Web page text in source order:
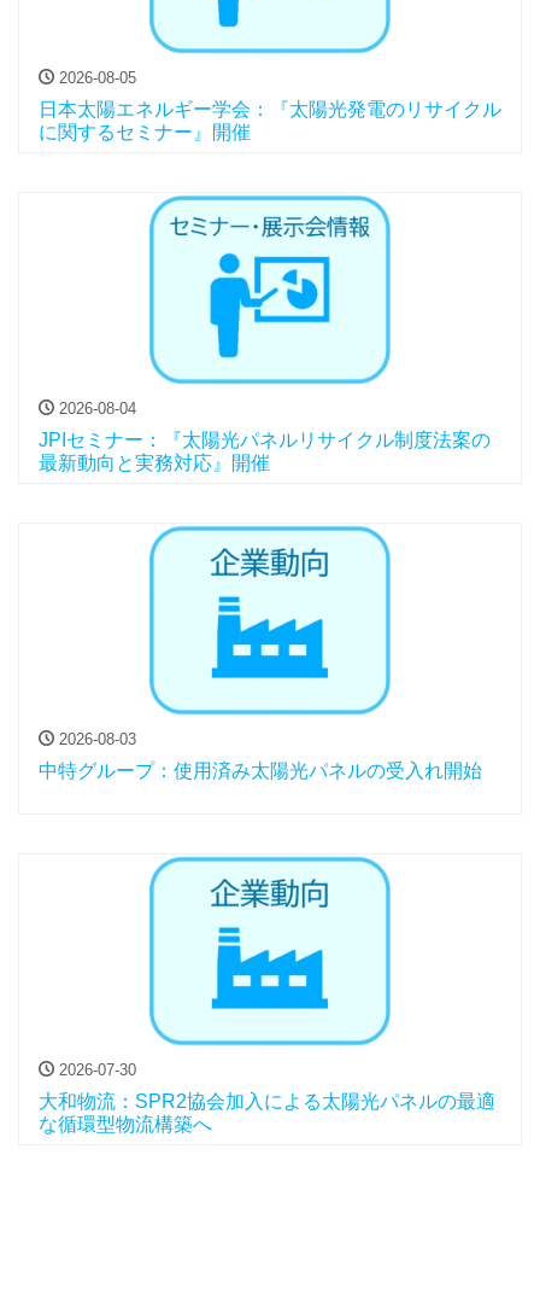
2026-08-05
日本太陽エネルギー学会：『太陽光発電のリサイクル
に関するセミナー』開催
2026-08-04
JPIセミナー：『太陽光パネルリサイクル制度法案の
最新動向と実務対応』開催
2026-08-03
中特グループ：使用済み太陽光パネルの受入れ開始
2026-07-30
大和物流：SPR2協会加入による太陽光パネルの最適
な循環型物流構築へ